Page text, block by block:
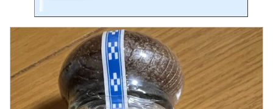
買いづらくなったとしてもそれはブロガーとして本望です。https://r
edblog7.com/blog/siraga-hihatsu/白髪の特効薬！それは沖縄で愛され
ている香辛料のヒハツですところでみなさん「ヒハツ」って聞いた
ことがありますか？ピパーチとかピパーツ、ヒハツモドキなど呼称
は複数ありま...